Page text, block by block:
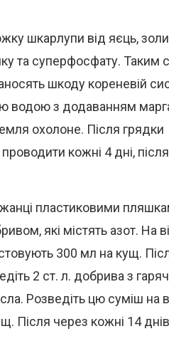
шкарлупи від яєць,
та суперфосфату. Таким
шкоду кореневій
водою з додаванням
охолоне. Після грядки
кожні 4 дні,
пластиковими
які містять азот. На
300 мл на кущ.
2 ст. л. добрива з
Розведіть цю суміш на
Після через кожні 14 днів